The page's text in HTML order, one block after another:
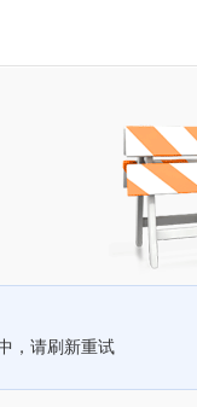
，请刷新重试